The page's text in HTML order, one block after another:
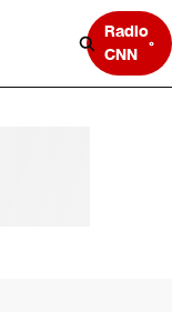
Radio
CNN